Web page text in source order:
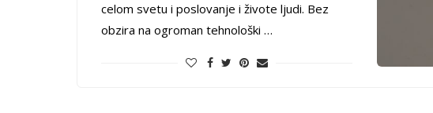
celom svetu i poslovanje i živote ljudi. Bez
obzira na ogroman tehnološki …